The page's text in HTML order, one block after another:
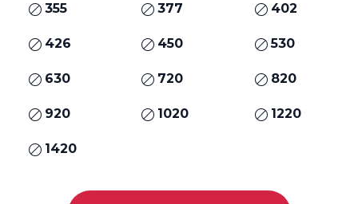
355 377 402
426 450 530
630 720 820
920 1020 1220
1420